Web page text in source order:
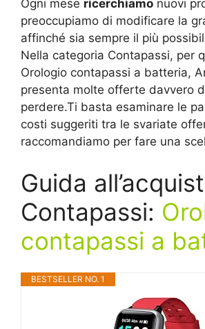
Ogni mese ricerchiamo nuovi
preoccupiamo di modificare la
affinché sia sempre il più
Nella categoria Contapassi, per
Orologio contapassi a batteria,
presenta molte offerte davvero
perdere.Ti basta esaminare le
costi suggeriti tra le svariate
raccomandiamo per fare una
Guida
Contapassi:
contapassi a
BESTSELLER NO. 1